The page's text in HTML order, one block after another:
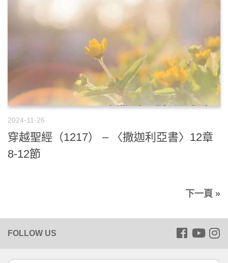
2024-11-26
穿越聖經（1217） – 〈撒迦利亞書〉12章
8-12節
下一頁 »